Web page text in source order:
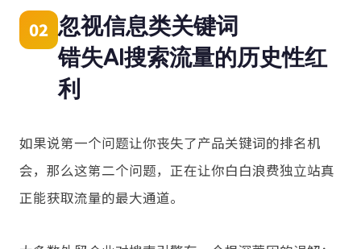
02 忽视信息类关键词
错失AI搜索流量的历史性红
利
如果说第一个问题让你丧失了产品关键词的排名机
会，那么这第二个问题，正在让你白白浪费独立站真
正能获取流量的最大通道。